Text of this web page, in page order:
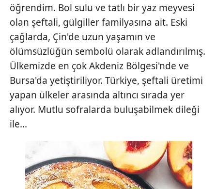
öğrendim. Bol sulu ve tatlı bir yaz meyvesi
olan şeftali, gülgiller familyasına ait. Eski
çağlarda, Çin'de uzun yaşamın ve
ölümsüzlüğün sembolü olarak adlandırılmış.
Ülkemizde en çok Akdeniz Bölgesi'nde ve
Bursa'da yetiştiriliyor. Türkiye, şeftali üretimi
yapan ülkeler arasında altıncı sırada yer
alıyor. Mutlu sofralarda buluşabilmek dileği
ile...